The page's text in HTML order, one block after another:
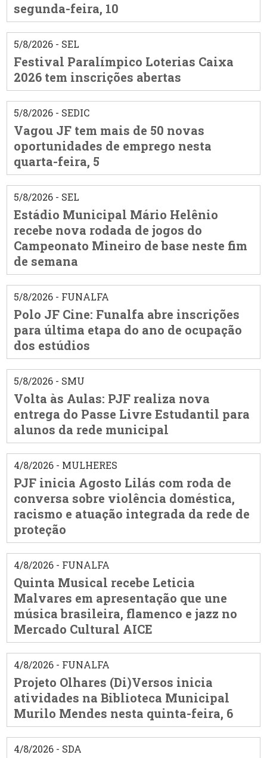
segunda-feira, 10
5/8/2026 - SEL
Festival Paralímpico Loterias Caixa
2026 tem inscrições abertas
5/8/2026 - SEDIC
Vagou JF tem mais de 50 novas
oportunidades de emprego nesta
quarta-feira, 5
5/8/2026 - SEL
Estádio Municipal Mário Helênio
recebe nova rodada de jogos do
Campeonato Mineiro de base neste fim
de semana
5/8/2026 - FUNALFA
Polo JF Cine: Funalfa abre inscrições
para última etapa do ano de ocupação
dos estúdios
5/8/2026 - SMU
Volta às Aulas: PJF realiza nova
entrega do Passe Livre Estudantil para
alunos da rede municipal
4/8/2026 - MULHERES
PJF inicia Agosto Lilás com roda de
conversa sobre violência doméstica,
racismo e atuação integrada da rede de
proteção
4/8/2026 - FUNALFA
Quinta Musical recebe Leticia
Malvares em apresentação que une
música brasileira, flamenco e jazz no
Mercado Cultural AICE
4/8/2026 - FUNALFA
Projeto Olhares (Di)Versos inicia
atividades na Biblioteca Municipal
Murilo Mendes nesta quinta-feira, 6
4/8/2026 - SDA